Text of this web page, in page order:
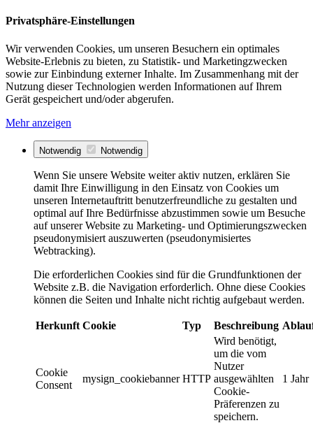
Privatsphäre-Einstellungen
Wir verwenden Cookies, um unseren Besuchern ein optimales
Website-Erlebnis zu bieten, zu Statistik- und Marketingzwecken
sowie zur Einbindung externer Inhalte. Im Zusammenhang mit der
Nutzung dieser Technologien werden Informationen auf Ihrem
Gerät gespeichert und/oder abgerufen.
Mehr anzeigen
Notwendig Notwendig
Wenn Sie unsere Website weiter aktiv nutzen, erklären Sie
damit Ihre Einwilligung in den Einsatz von Cookies um
unseren Internetauftritt benutzerfreundliche zu gestalten und
optimal auf Ihre Bedürfnisse abzustimmen sowie um Besuche
auf unserer Website zu Marketing- und Optimierungszwecken
pseudonymisiert auszuwerten (pseudonymisiertes
Webtracking).
Die erforderlichen Cookies sind für die Grundfunktionen der
Website z.B. die Navigation erforderlich. Ohne diese Cookies
können die Seiten und Inhalte nicht richtig aufgebaut werden.
Herkunft Cookie Typ Beschreibung
Cookie
Consent
mysign_cookiebanner HTTP
Wird benötigt,
um die vom
Nutzer
ausgewählten
Cookie-
Präferenzen zu
speichern.
1 Jahr